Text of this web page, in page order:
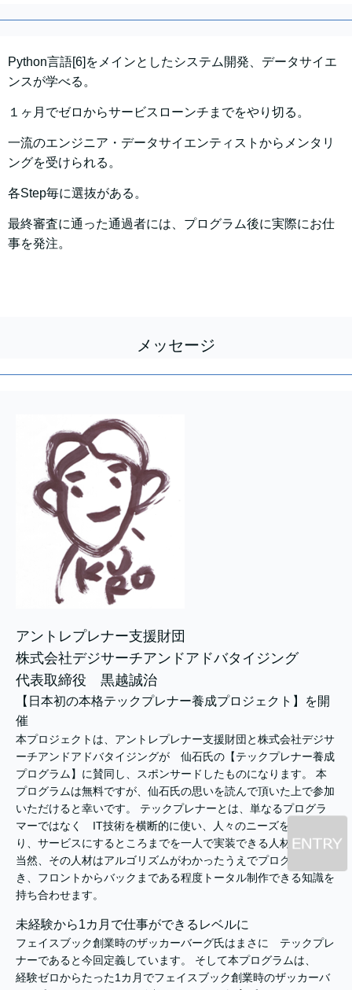
Python言語[6]をメインとしたシステム開発、データサイエ
ンスが学べる。
１ヶ月でゼロからサービスローンチまでをやり切る。
一流のエンジニア・データサイエンティストからメンタリ
ングを受けられる。
各Step毎に選抜がある。
最終審査に通った通過者には、プログラム後に実際にお仕
事を発注。
メッセージ
アントレプレナー支援財団
株式会社デジサーチアンドアドバタイジング
代表取締役 黒越誠治
【日本初の本格テックプレナー養成プロジェクト】を開
催
本プロジェクトは、アントレプレナー支援財団と株式会社デジサ
ーチアンドアドバタイジングが 仙石氏の【テックプレナー養成
プログラム】に賛同し、スポンサードしたものになります。 本
プログラムは無料ですが、仙石氏の思いを読んで頂いた上で参加
いただけると幸いです。 テックプレナーとは、単なるプログラ
マーではなく IT技術を横断的に使い、人々のニーズを汲み取
り、サービスにするところまでを一人で実装できる人材です。
当然、その人材はアルゴリズムがわかったうえでプログラムがで
き、フロントからバックまである程度トータル制作できる知識を
持ち合わせます。
未経験から1カ月で仕事ができるレベルに
フェイスブック創業時のザッカーバーグ氏はまさに テックプレ
ナーであると今回定義しています。 そして本プログラムは、
経験ゼロからたった1カ月でフェイスブック創業時のザッカーバ